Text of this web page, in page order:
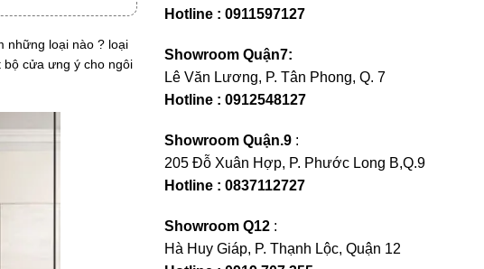
những loại nào ? loại
cửa ưng ý cho ngôi
Hotline : 0911597127
Showroom Quận7:
Lê Văn Lương, P. Tân Phong, Q. 7
Hotline : 0912548127
Showroom Quận.9 :
205 Đỗ Xuân Hợp, P. Phước Long B,Q.9
Hotline : 0837112727
Showroom Q12 :
Hà Huy Giáp, P. Thạnh Lộc, Quận 12